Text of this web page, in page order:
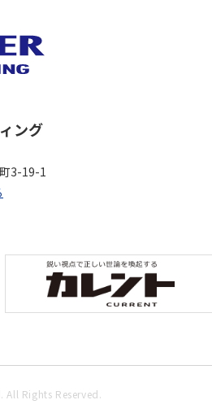
ング
3-19-1
Rights Reserved.